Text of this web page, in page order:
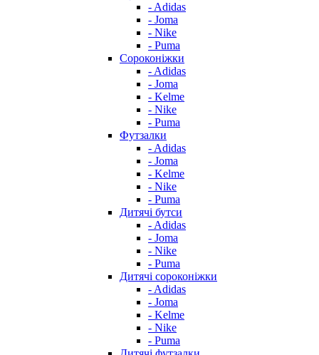
- Adidas
- Joma
- Nike
- Puma
Сороконіжки
- Adidas
- Joma
- Kelme
- Nike
- Puma
Футзалки
- Adidas
- Joma
- Kelme
- Nike
- Puma
Дитячі бутси
- Adidas
- Joma
- Nike
- Puma
Дитячі сороконіжки
- Adidas
- Joma
- Kelme
- Nike
- Puma